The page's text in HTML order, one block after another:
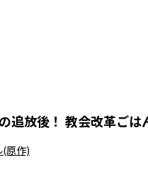
追放後！ 教会改革ごは
(原作)